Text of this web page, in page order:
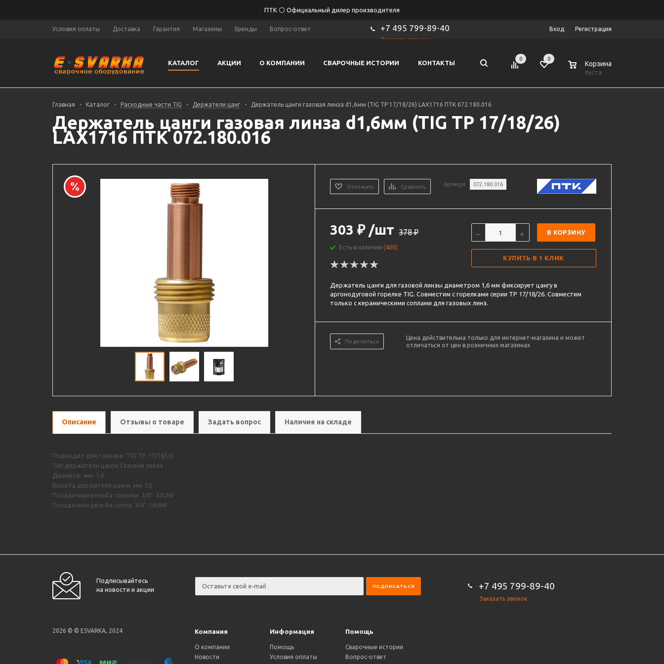
ПТК ⚪ Официальный дилер производителя
Условия оплаты Доставка Гарантия Магазины Бренды Вопрос-ответ +7 495 799-89-40
Заказать звонок
Вход Регистрация
КАТАЛОГ АКЦИИ О КОМПАНИИ СВАРОЧНЫЕ ИСТОРИИ КОНТАКТЫ
0 0
Корзина
пуста
Главная - Каталог - Расходные части TIG - Держатели цанг - Держатель цанги газовая линза d1,6мм (TIG TP 17/18/26) LAX1716 ПТК 072.180.016
Держатель цанги газовая линза d1,6мм (TIG TP 17/18/26)
LAX1716 ПТК 072.180.016
Отложить Сравнить Артикул 072.180.016
303 ₽ /шт 378₽
Есть в наличии(400)
В КОРЗИНУ
КУПИТЬ В 1 КЛИК
Держатель цанги для газовой линзы диаметром 1,6 мм фиксирует цангу в
аргонодуговой горелке TIG. Совместим с горелками серии TP 17/18/26. Совместим
только с керамическими соплами для газовых линз.
Поделиться
Цена действительна только для интернет-магазина и может
отличаться от цен в розничных магазинах
Описание Отзывы о товаре Задать вопрос Наличие на складе
Подходит для горелки: TIG TP 17/18/26
Тип держателя цанги: Газовая линза
Диаметр, мм: 1,6
Высота держателя цанги, мм: 50
Посадочная резьба горелки: 3/8"-32UNF
Посадочная резьба сопла: 3/4"-16UNF
Подписывайтесь
на новости и акции
+7 495 799-89-40
Заказать звонок
2026 © © ESVARKA, 2024 Компания Информация Помощь
О компании
Новости
Помощь
Условия оплаты
Сварочные истории
Вопрос-ответ